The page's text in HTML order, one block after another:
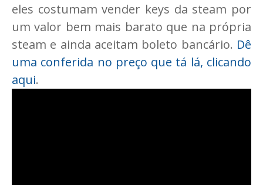
eles costumam vender keys da steam por
um valor bem mais barato que na própria
steam e ainda aceitam boleto bancário. Dê
uma conferida no preço que tá lá, clicando
aqui.